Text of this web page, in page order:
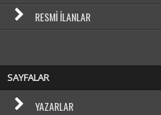
RESMI İLANLAR
SAYFALAR
YAZARLAR